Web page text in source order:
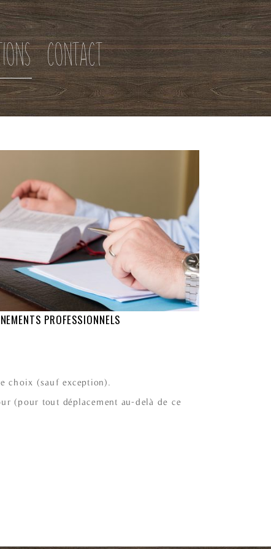
CONTACT
PROFESSIONNELS
choix (sauf exception).
(pour tout déplacement au-delà de ce